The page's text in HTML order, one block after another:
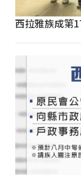
西拉雅族成第